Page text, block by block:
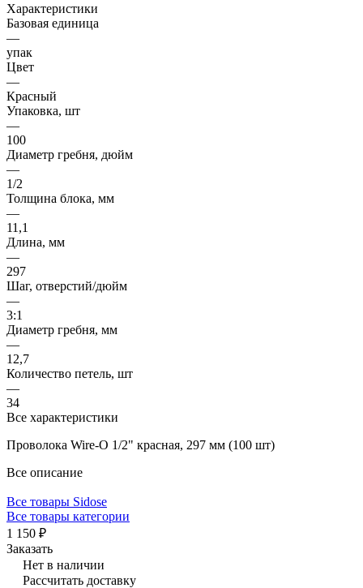
Характеристики
Базовая единица
—
упак
Цвет
—
Красный
Упаковка, шт
—
100
Диаметр гребня, дюйм
—
1/2
Толщина блока, мм
—
11,1
Длина, мм
—
297
Шаг, отверстий/дюйм
—
3:1
Диаметр гребня, мм
—
12,7
Количество петель, шт
—
34
Все характеристики
Проволока Wire-O 1/2" красная, 297 мм (100 шт)
Все описание
Все товары Sidose
Все товары категории
1 150 ₽
Заказать
Нет в наличии
Рассчитать доставку